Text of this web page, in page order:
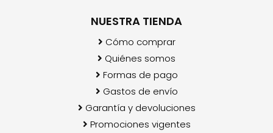
NUESTRA TIENDA
Cómo comprar
Quiénes somos
Formas de pago
Gastos de envío
Garantía y devoluciones
Promociones vigentes